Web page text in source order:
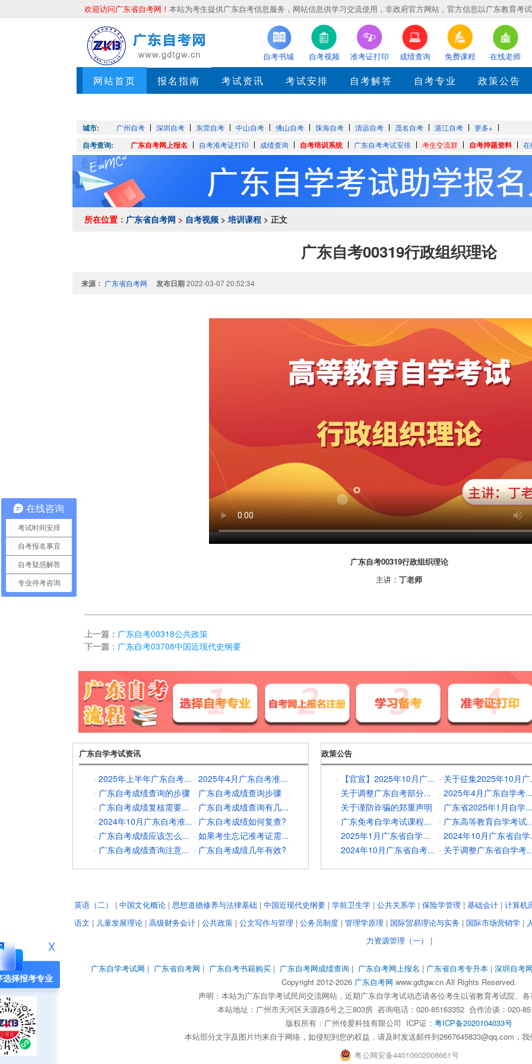
欢迎访问广东省自考网！ 本站为考生提供广东自考信息服务，网站信息供学习交流使用，非政府官方网站，官方信息以广东教育考
自考书城 自考视频 准考证打印 成绩查询 免费课程 在线老师
网站首页 报名指南 考试资讯 考试安排 自考解答 自考专业
政策公告
城市: 广州自考 深圳自考 东莞自考 中山自考 佛山自考 珠海自考 清远自考 茂名自考 湛江自考 更多+
自考查询: 广东自考网上报名 自考准考证打印 成绩查询 自考培训系统 广东自考考试安排 考生交流群 自考押题资料 在
所在位置： 广东省自考网 > 自考视频 >培训课程 > 正文
广东自考00319行政组织理论
来源： 广东省自考网 发布日期2022-03-07 20:52:34
广东自考00319行政组织理论
主讲： 丁老师
上一篇： 广东自考00318公共政策
下一篇： 广东自考03708中国近现代史纲要
广东自学考试资讯
· 2025年上半年广东自考... · 2025年4月广东自考准...
· 广东自考成绩查询的步骤 · 广东自考成绩查询步骤
· 广东自考成绩复核需要... · 广东自考成绩查询有几...
· 2024年10月广东自考准... · 广东自考成绩如何复查?
· 广东自考成绩应该怎么... · 如果考生忘记准考证需...
· 广东自考成绩查询注意... · 广东自考成绩几年有效?
政策公告
· 【官宣】2025年10月广... · 关于征集2025年10月
· 关于调整广东自考部分... · 2025年4月广东自学考...
· 关于谨防诈骗的郑重声明 · 广东省2025年1月自学...
· 广东免考自学考试课程... · 广东高等教育自学考试
· 2025年1月广东省自学... · 2024年10月广东省自
· 2024年10月广东省自考... · 关于调整广东省自学考
选择报考专业
英语（二） | 中国文化概论 | 思想道德修养与法律基础 | 中国近现代史纲要 | 学前卫生学 | 公共关系学 | 保险学管理 | 基础会计 | 计算机
语文 | 儿童发展理论 | 高级财务会计 | 公共政策 | 公文写作与管理 | 公务员制度 | 管理学原理 | 国际贸易理论与实务 | 国际市场营销学 |
力资源管理（一）
|
广东自学考试网 | 广东省自考网 | 广东自考书籍购买 | 广东自考网成绩查询 | 广东自考网上报名 | 广东省自考专升本 | 深圳自考
Copyright 2012-2026 广东自考网 www.gdtgw.cn All Rights Reserved.
声明：本站为广东自学考试民间交流网站，近期广东自学考试动态请各位考生以省教育考试院、
本站地址：广州市天河区天源路5号之三803房 咨询电话：020-85163352 合作洽谈：020-
版权所有： 广州传爱科技有限公司 ICP证： 粤ICP备2020104033号
本站部分文字及图片均来自于网络，如侵犯到您的权益，请及时发送邮件到2667645833@qq.com，
粤公网安备44010602008661号
在线咨询
考试时间安排
自考报名事宜
自考疑惑解答
专业停考咨询